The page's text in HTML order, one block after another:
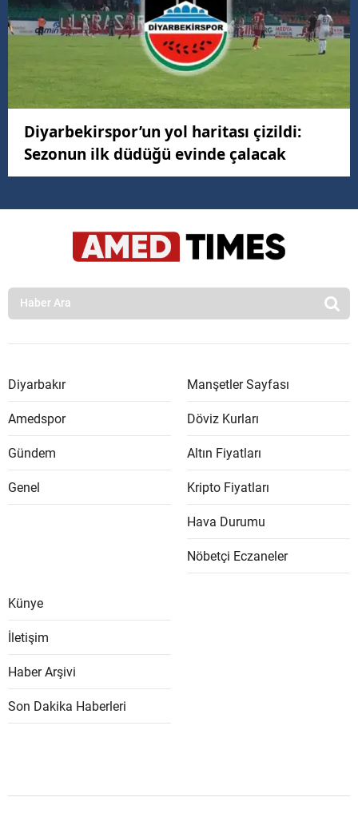
Diyarbekirspor’un yol haritası çizildi:
Sezonun ilk düdüğü evinde çalacak
Diyarbakır
Amedspor
Gündem
Genel
Manşetler Sayfası
Döviz Kurları
Altın Fiyatları
Kripto Fiyatları
Hava Durumu
Nöbetçi Eczaneler
Künye
İletişim
Haber Arşivi
Son Dakika Haberleri